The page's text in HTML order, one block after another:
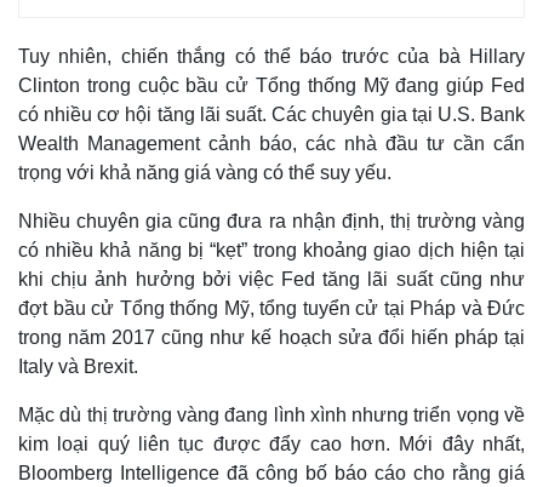
Tuy nhiên, chiến thắng có thể báo trước của bà Hillary
Clinton trong cuộc bầu cử Tổng thống Mỹ đang giúp Fed
có nhiều cơ hội tăng lãi suất. Các chuyên gia tại U.S. Bank
Wealth Management cảnh báo, các nhà đầu tư cần cẩn
trọng với khả năng giá vàng có thể suy yếu.
Nhiều chuyên gia cũng đưa ra nhận định, thị trường vàng
có nhiều khả năng bị “kẹt” trong khoảng giao dịch hiện tại
khi chịu ảnh hưởng bởi việc Fed tăng lãi suất cũng như
đợt bầu cử Tổng thống Mỹ, tổng tuyển cử tại Pháp và Đức
trong năm 2017 cũng như kế hoạch sửa đổi hiến pháp tại
Italy và Brexit.
Mặc dù thị trường vàng đang lình xình nhưng triển vọng về
kim loại quý liên tục được đẩy cao hơn. Mới đây nhất,
Bloomberg Intelligence đã công bố báo cáo cho rằng giá